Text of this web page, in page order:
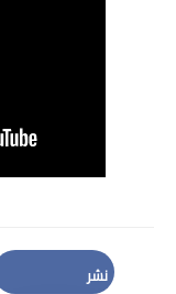
نشر